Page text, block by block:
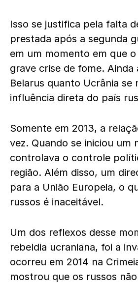
Isso se justifica pela falta
prestada após a segunda
em um momento em que
grave crise de fome. Ainda
Belarus quanto Ucrânia se
influência direta do país
Somente em 2013, a
vez. Quando se iniciou um
controlava o controle
região. Além disso, um
para a União Europeia, o
russos é inaceitável.
Um dos reflexos desse
rebeldia ucraniana, foi a
ocorreu em 2014 na
mostrou que os russos